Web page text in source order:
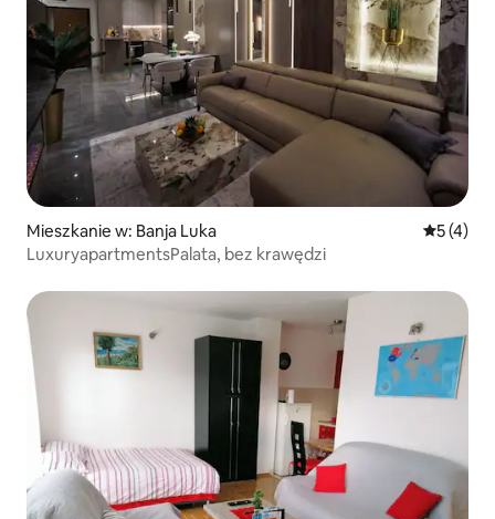
Mieszkanie w: Banja Luka Średnia
5 (4)
LuxuryapartmentsPalata, bez krawędzi